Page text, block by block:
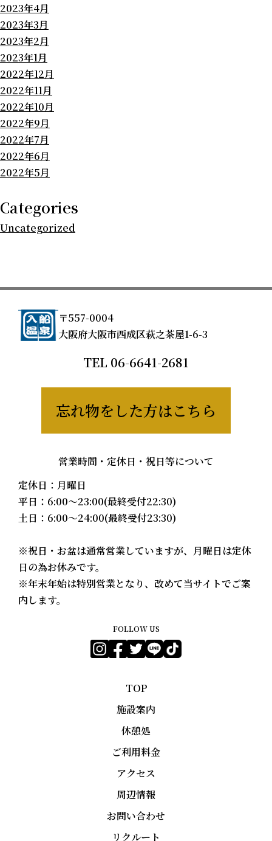
2023年4月
2023年3月
2023年2月
2023年1月
2022年12月
2022年11月
2022年10月
2022年9月
2022年7月
2022年6月
2022年5月
Categories
Uncategorized
〒557-0004
大阪府大阪市西成区萩之茶屋1-6-3
TEL 06-6641-2681
忘れ物をした方はこちら
営業時間・定休日・祝日等について
定休日：月曜日
平日：6:00〜23:00(最終受付22:30)
土日：6:00〜24:00(最終受付23:30)
※祝日・お盆は通常営業していますが、月曜日は定休
日の為お休みです。
※年末年始は特別営業となり、改めて当サイトでご案
内します。
FOLLOW US
TOP
施設案内
休憩処
ご利用料金
アクセス
周辺情報
お問い合わせ
リクルート